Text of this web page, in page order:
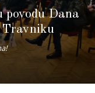
povodu Dana
Travniku